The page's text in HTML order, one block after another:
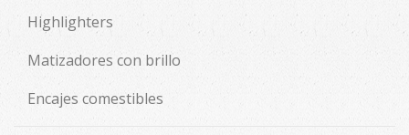
Highlighters
Matizadores con brillo
Encajes comestibles